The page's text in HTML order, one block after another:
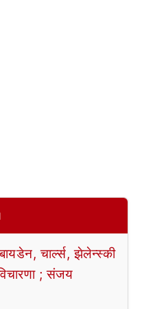
चार्ल्स, झेलेन्स्की
; संजय